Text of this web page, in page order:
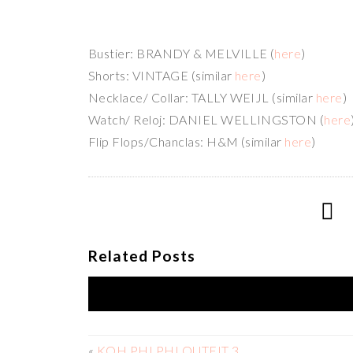
Bustier: BRANDY & MELVILLE (here)
Shorts: VINTAGE (similar here)
Necklace/ Collar: TALLY WEIJL (similar here)
Watch/ Reloj: DANIEL WELLINGSTON (here)
Flip Flops/Chanclas: H&M (similar here)
Related Posts